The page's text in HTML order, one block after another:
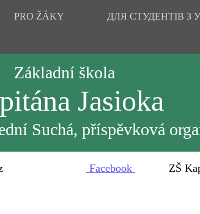
PRO ŽÁKY ДЛЯ СТУДЕНТІВ З
Základní škola
Jasioka
Suchá, příspěvková
Facebook ZŠ